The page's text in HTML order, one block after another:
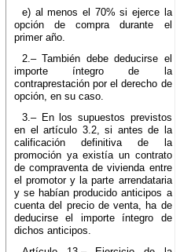
e) al menos el 70% si ejerce la
opción de compra durante el
primer año.
2.– También debe deducirse el
importe íntegro de la
contraprestación por el derecho de
opción, en su caso.
3.– En los supuestos previstos
en el artículo 3.2, si antes de la
calificación definitiva de la
promoción ya existía un contrato
de compraventa de vivienda entre
el promotor y la parte arrendataria
y se habían producido anticipos a
cuenta del precio de venta, ha de
deducirse el importe íntegro de
dichos anticipos.